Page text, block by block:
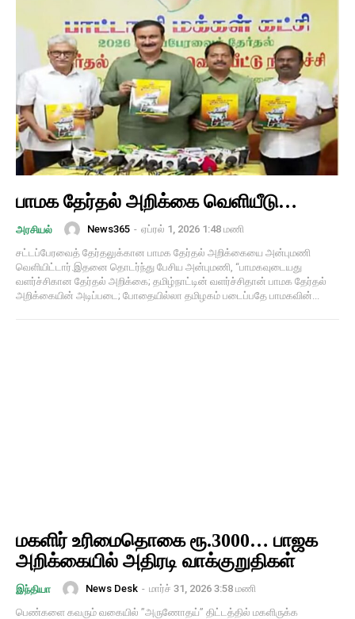
பாமக தேர்தல் அறிக்கை வெளியீடு…
அரசியல் News365 - ஏப்ரல் 1, 2026 1:48 மணி
சட்டப்பேரவைத் தேர்தலுக்கான பாமக தேர்தல் அறிக்கையை அன்புமணி
வெளியிட்டார்.இதனை தொடர்ந்து பேசிய அன்புமணி, “பாமகவுடையது
வளர்ச்சிகான தேர்தல் அறிக்கை; தமிழ்நாட்டின் வளர்ச்சிதான் பாமக தேர்தல்
அறிக்கையின் அடிப்படை; போதையில்லா தமிழகம் படைப்பதே பாமகவின்...
மகளிர் உரிமைதொகை ரூ.3000… பாஜக
அறிக்கையில் அதிரடி வாக்குறுதிகள்
இந்தியா News Desk - மார்ச் 31, 2026 3:58 மணி
பெண்களை கவரும் வகையில் ”அருணோதய்” திட்டத்தில் மகளிருக்க